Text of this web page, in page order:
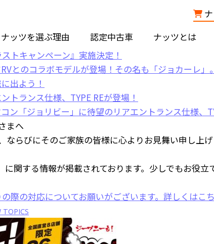
ナッツを選ぶ理由 認定中古車 ナッツとは
まへ
ならびにそのご家族の皆様に心よりお見舞い申し上
に関する情報が掲載されております。少しでもお役立
際の対応についてお願いがございます。 詳しくはこ
TOPICS